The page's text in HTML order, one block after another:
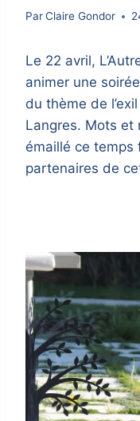
ParClaire Gondor
Le 22 avril,
animer une
du thème de
Langres. Mots et
émaillé ce temps
partenaires de